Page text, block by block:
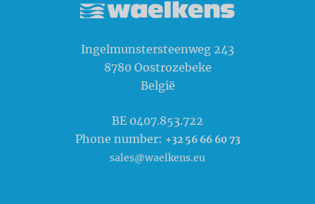
Ingelmunstersteenweg 243
8780 Oostrozebeke
België
BE 0407.853.722
Phone number: +32 56 66 60 73
sales@waelkens.eu